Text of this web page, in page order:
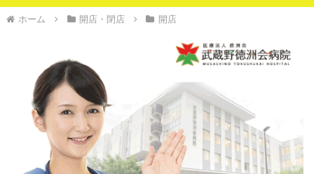
ホーム 開店・閉店 開店